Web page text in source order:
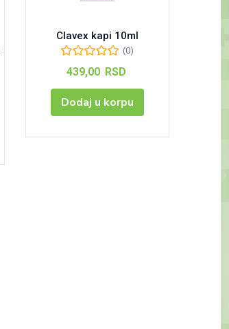
Clavex kapi 10ml
(0)
439,00 RSD
Dodaj u korpu